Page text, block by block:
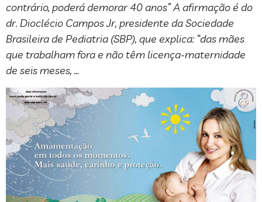
contrário, poderá demorar 40 anos” A afirmação é do
dr. Dioclécio Campos Jr, presidente da Sociedade
Brasileira de Pediatria (SBP), que explica: “das mães
que trabalham fora e não têm licença-maternidade
de seis meses, …